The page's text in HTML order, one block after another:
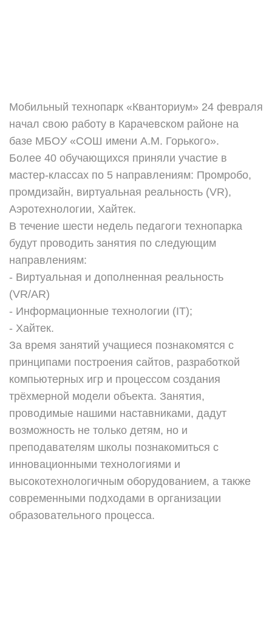
Мобильный технопарк «Кванториум» 24 февраля
начал свою работу в Карачевском районе на
базе МБОУ «СОШ имени А.М. Горького».
Более 40 обучающихся приняли участие в
мастер-классах по 5 направлениям: Промробо,
промдизайн, виртуальная реальность (VR),
Аэротехнологии, Хайтек.
В течение шести недель педагоги технопарка
будут проводить занятия по следующим
направлениям:
- Виртуальная и дополненная реальность
(VR/AR)
- Информационные технологии (IT);
- Хайтек.
За время занятий учащиеся познакомятся с
принципами построения сайтов, разработкой
компьютерных игр и процессом создания
трёхмерной модели объекта. Занятия,
проводимые нашими наставниками, дадут
возможность не только детям, но и
преподавателям школы познакомиться с
инновационными технологиями и
высокотехнологичным оборудованием, а также
современными подходами в организации
образовательного процесса.